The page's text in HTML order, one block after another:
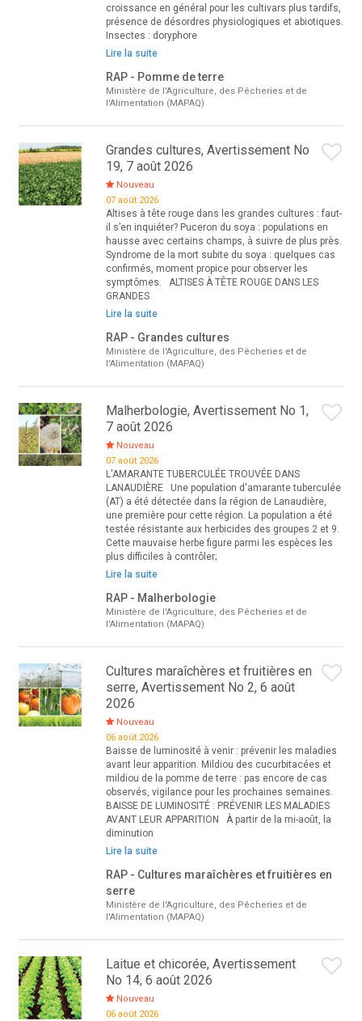
croissance en général pour les cultivars plus tardifs,
présence de désordres physiologiques et abiotiques.
Insectes : doryphore
Lire la suite
RAP - Pomme de terre
Ministère de l'Agriculture, des Pêcheries et de
l'Alimentation (MAPAQ)
Grandes cultures, Avertissement No
19, 7 août 2026
Nouveau
07 août 2026
Altises à tête rouge dans les grandes cultures : faut-
il s’en inquiéter? Puceron du soya : populations en
hausse avec certains champs, à suivre de plus près.
Syndrome de la mort subite du soya : quelques cas
confirmés, moment propice pour observer les
symptômes. ALTISES À TÊTE ROUGE DANS LES
GRANDES
Lire la suite
RAP - Grandes cultures
Ministère de l'Agriculture, des Pêcheries et de
l'Alimentation (MAPAQ)
Malherbologie, Avertissement No 1,
7 août 2026
Nouveau
07 août 2026
L'AMARANTE TUBERCULÉE TROUVÉE DANS
LANAUDIÈRE Une population d'amarante tuberculée
(AT) a été détectée dans la région de Lanaudière,
une première pour cette région. La population a été
testée résistante aux herbicides des groupes 2 et 9.
Cette mauvaise herbe figure parmi les espèces les
plus difficiles à contrôler;
Lire la suite
RAP - Malherbologie
Ministère de l'Agriculture, des Pêcheries et de
l'Alimentation (MAPAQ)
Cultures maraîchères et fruitières en
serre, Avertissement No 2, 6 août
2026
Nouveau
06 août 2026
Baisse de luminosité à venir : prévenir les maladies
avant leur apparition. Mildiou des cucurbitacées et
mildiou de la pomme de terre : pas encore de cas
observés, vigilance pour les prochaines semaines.
BAISSE DE LUMINOSITÉ : PRÉVENIR LES MALADIES
AVANT LEUR APPARITION À partir de la mi-août, la
diminution
Lire la suite
RAP - Cultures maraîchères et fruitières en
serre
Ministère de l'Agriculture, des Pêcheries et de
l'Alimentation (MAPAQ)
Laitue et chicorée, Avertissement
No 14, 6 août 2026
Nouveau
06 août 2026